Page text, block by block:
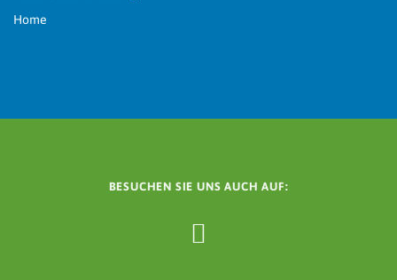
Home
BESUCHEN SIE UNS AUCH AUF: